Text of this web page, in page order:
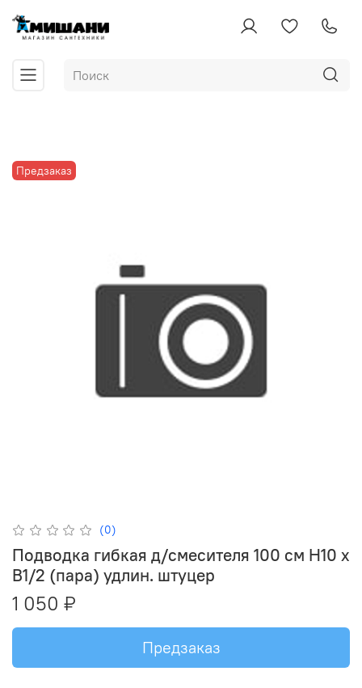
Предзаказ
(0)
Подводка гибкая д/смесителя 100 см Н10 х
В1/2 (пара) удлин. штуцер
1 050 ₽
Предзаказ